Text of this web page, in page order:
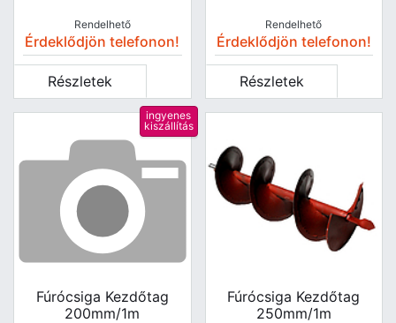
Rendelhető
Érdeklődjön telefonon!
Részletek
Rendelhető
Érdeklődjön telefonon!
Részletek
ingyenes
kiszállítás
Fúrócsiga Kezdőtag
200mm/1m
Fúrócsiga Kezdőtag
250mm/1m